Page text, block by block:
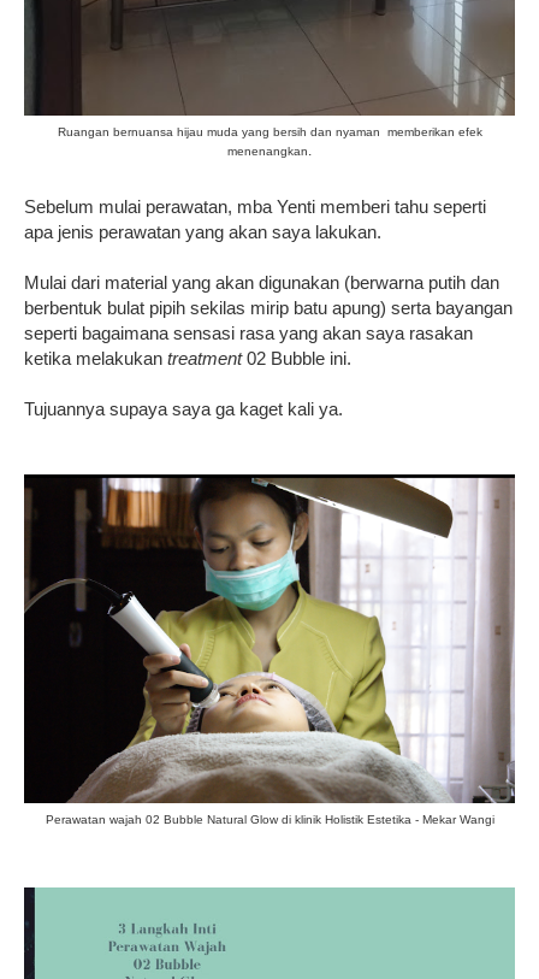
Ruangan bernuansa hijau muda yang bersih dan nyaman memberikan efek
menenangkan.
Sebelum mulai perawatan, mba Yenti memberi tahu seperti
apa jenis perawatan yang akan saya lakukan.
Mulai dari material yang akan digunakan (berwarna putih dan
berbentuk bulat pipih sekilas mirip batu apung) serta bayangan
seperti bagaimana sensasi rasa yang akan saya rasakan
ketika melakukan treatment02 Bubble ini.
Tujuannya supaya saya ga kaget kali ya.
Perawatan wajah 02 Bubble Natural Glow di klinik Holistik Estetika - Mekar Wangi